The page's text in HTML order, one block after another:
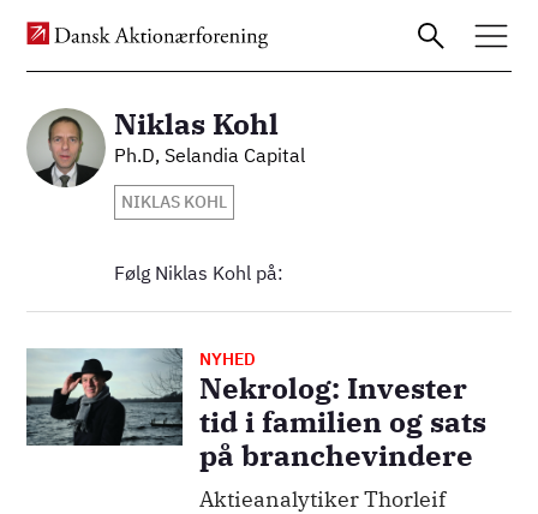
Gå
Billede Niklas Kohl
Ph.D, Selandia Capital
NIKLAS KOHL
Følg Niklas Kohl på:
Billede NYHED
Nekrolog: Invester
tid i familien og sats
på branchevindere
Aktieanalytiker Thorleif